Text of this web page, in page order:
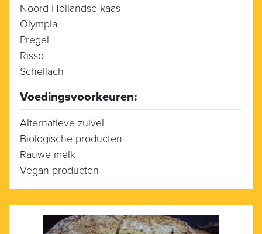
Noord Hollandse kaas
Olympia
Pregel
Risso
Schellach
Voedingsvoorkeuren:
Alternatieve zuivel
Biologische producten
Rauwe melk
Vegan producten